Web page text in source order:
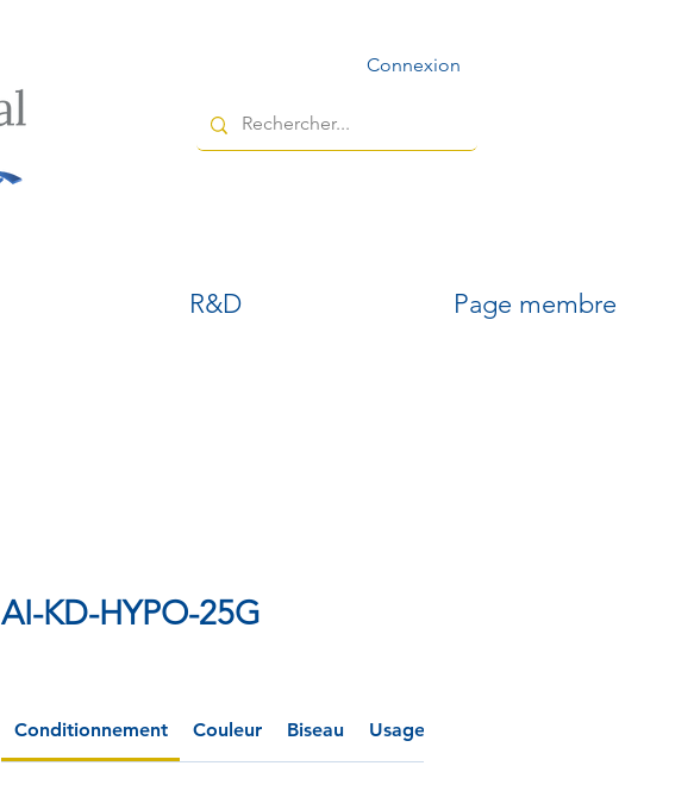
Connexion
R&D Page membre
AI-KD-HYPO-25G
Conditionnement Couleur Biseau Usage spécifique